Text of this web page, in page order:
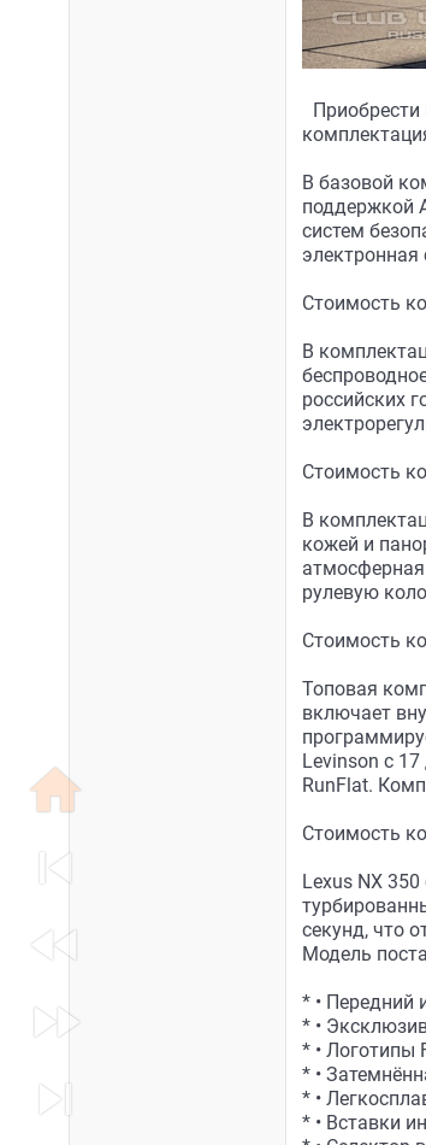
home
skip_previous
fast_rewind
fast_forward
skip_next
В базовой
поддержкой
систем
электронная
Стоимость
В
российских
Стоимость
В
кожей и
атмосферная
рулевую
Стоимость
Топовая
включает
Levinson с
RunFlat.
Стоимость
Lexus NX
секунд, что
Модель
* • Передний
* •
* • Логотипы
* •
* •
* • Вставки